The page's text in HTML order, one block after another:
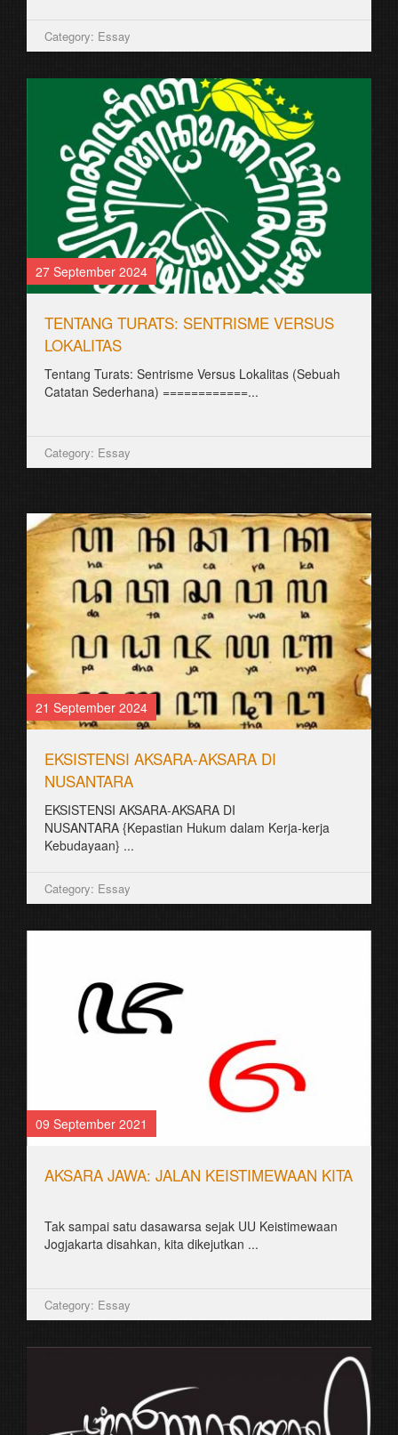
Category: Aksara Jawa
26 August 2021
ꦧꦧ꧀ꦠꦸꦠꦸꦮꦸꦃꦲꦤ꧀
꧋ꦧꦸꦏꦸꦆꦤꦶꦠꦼꦂꦧꦶꦠ꧀ꦥꦣꦠꦲꦸꦤ꧀ 1911꧈
ꦣꦶꦠꦸꦭꦶꦱ꧀ꦎꦭꦺꦃꦱꦼꦎꦫꦁꦧꦼꦭꦤ꧀ꦝ ꧊ꦏ꧀ꦭꦺꦴꦥꦼꦤ꧀ꦧꦸꦫ꧀ꦒ꧀
Category: Aksara Jawa
26 August 2021
ꦱꦿꦮꦸꦁ SRAWUNG
꧋ꦱꦿꦮꦸꦁ
꧋ꦱꦿꦮꦸꦁ꧌ꦗꦮ꧍ꦈꦩꦸꦩ꧀ꦚꦣꦶꦩꦏ꧀ꦤꦻꦱꦼꦧꦒꦻꦧꦼꦂꦒꦻꦴꦭ꧀ꦄꦠꦻꦴꦩꦼꦩ꧀ꦧꦻꦴꦂ꧉
ꦣꦶꦩꦱꦾꦫꦏꦠ꧀ꦗꦮꦈꦩꦸꦩ꧀ꦚꦱꦿꦮꦸꦁꦧꦶꦱ...
Category: Essay
25 August 2021
ꦏꦶꦱꦸꦠꦠ꧀ꦩꦧꦸꦏꦶꦠ꧀ꦧꦁꦏꦺꦭ꧀
Category: Aksara Jawa